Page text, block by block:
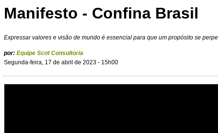
Manifesto - Confina Brasil
Expressar valores e visão de mundo é essencial para que um propósito se
por: Equipe Scot Consultoria
Segunda-feira, 17 de abril de 2023 - 15h00